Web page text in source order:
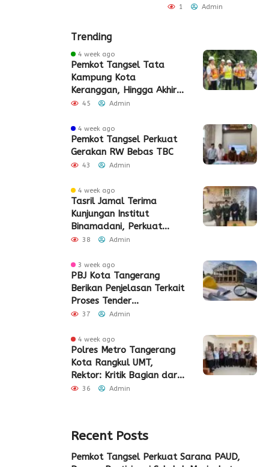
1 Admin
Trending
4 week ago
Pemkot Tangsel Tata
Kampung Kota
Keranggan, Hingga Akhir
2026
45 Admin
4 week ago
Pemkot Tangsel Perkuat
Gerakan RW Bebas TBC
43 Admin
4 week ago
Tasril Jamal Terima
Kunjungan Institut
Binamadani, Perkuat
Sinergi Bangun SDM Kota
38 Admin
3 week ago
PBJ Kota Tangerang
Berikan Penjelasan Terkait
Proses Tender
Pembangunan Eks Pabrik
37 Admin
4 week ago
Polres Metro Tangerang
Kota Rangkul UMT,
Rektor: Kritik Bagian dari
Demokrasi
36 Admin
Recent Posts
Pemkot Tangsel Perkuat Sarana PAUD,